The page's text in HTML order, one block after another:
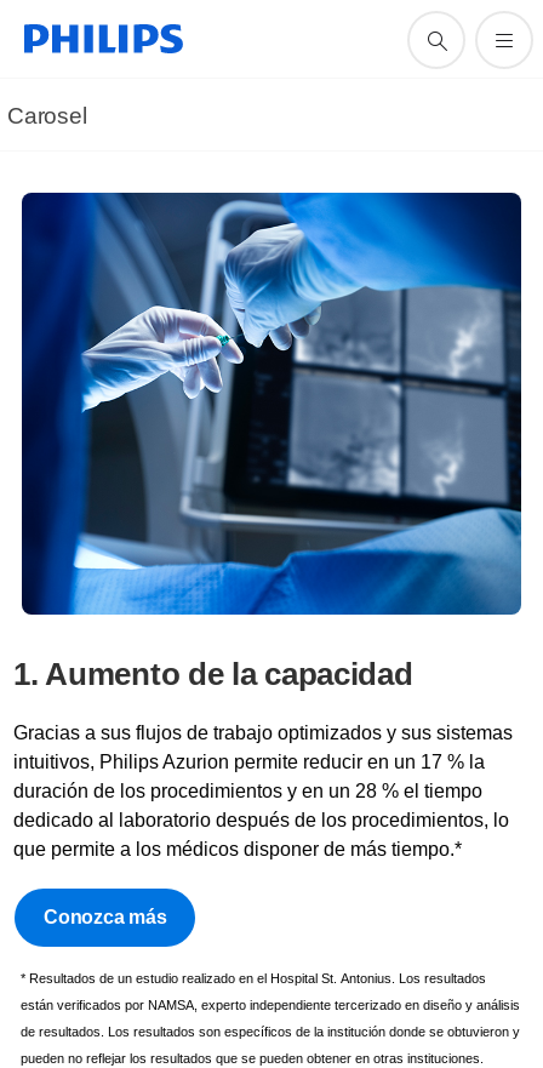
Carosel
1. Aumento de la capacidad
Gracias a sus flujos de trabajo optimizados y sus sistemas
intuitivos, Philips Azurion permite reducir en un 17 % la
duración de los procedimientos y en un 28 % el tiempo
dedicado al laboratorio después de los procedimientos, lo
que permite a los médicos disponer de más tiempo.*
Conozca más
* Resultados de un estudio realizado en el Hospital St. Antonius. Los resultados
están verificados por NAMSA, experto independiente tercerizado en diseño y análisis
de resultados. Los resultados son específicos de la institución donde se obtuvieron y
pueden no reflejar los resultados que se pueden obtener en otras instituciones.